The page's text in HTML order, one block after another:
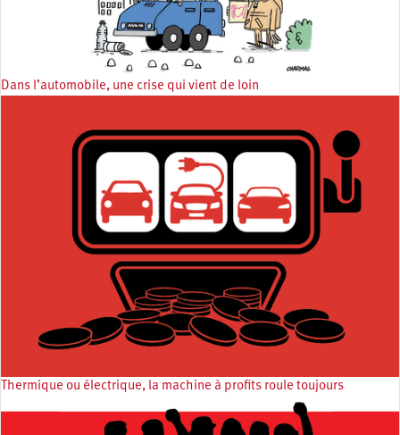
Dans l’automobile, une crise qui vient de loin
Thermique ou électrique, la machine à profits roule toujours